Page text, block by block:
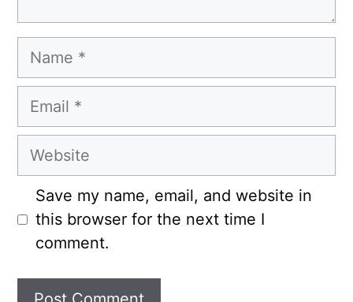
Name
Email
Website
Save my name, email, and website in
this browser for the next time I
comment.